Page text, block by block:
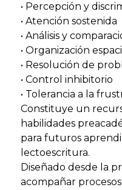
• Percepción y
• Atención sostenida
• Análisis y
• Organización
• Resolución de
• Control inhibitorio
• Tolerancia a la
Constituye un
habilidades
para futuros
lectoescritura.
Diseñado desde la
acompañar